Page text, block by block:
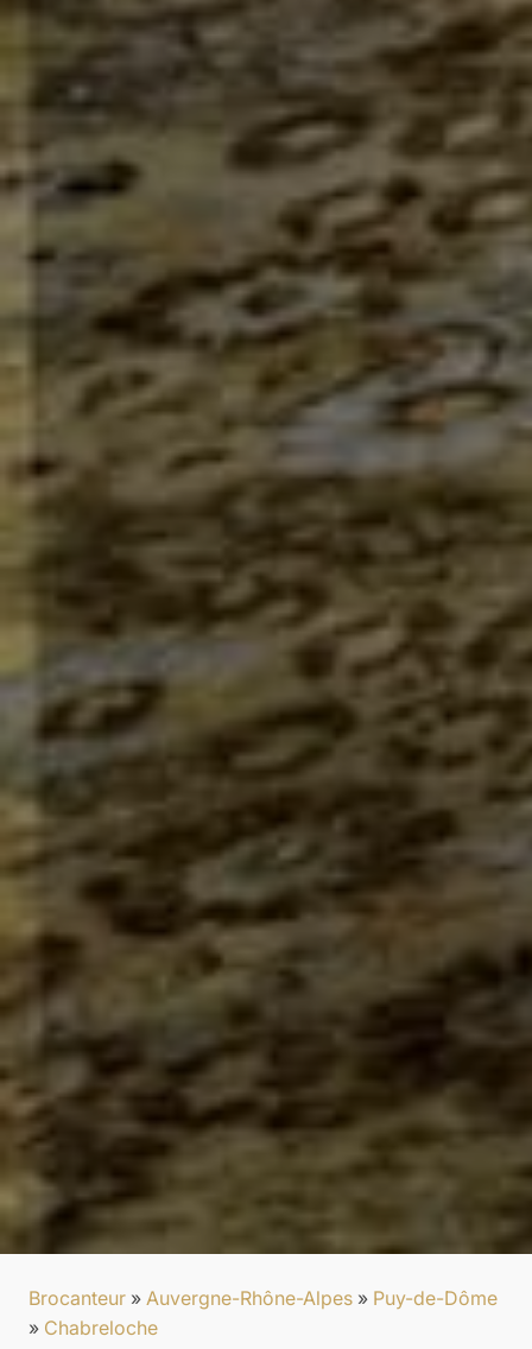
Brocanteur » Auvergne-Rhône-Alpes » Puy-de-Dôme
» Chabreloche